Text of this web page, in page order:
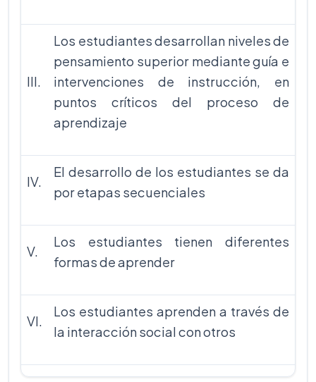
III.
Los estudiantes desarrollan niveles de
pensamiento superior mediante guía e
intervenciones de instrucción, en
puntos críticos del proceso de
aprendizaje
IV.
El desarrollo de los estudiantes se da
por etapas secuenciales
V.
Los estudiantes tienen diferentes
formas de aprender
VI.
Los estudiantes aprenden a través de
la interacción social con otros